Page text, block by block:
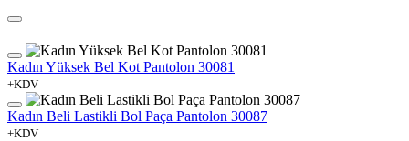
Kadın Yüksek Bel Kot Pantolon 30081
+KDV
Kadın Beli Lastikli Bol Paça Pantolon 30087
+KDV